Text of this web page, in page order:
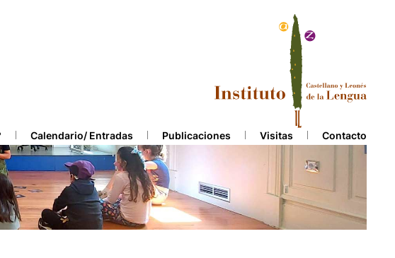
Calendario/ Entradas Publicaciones Visitas Contacto